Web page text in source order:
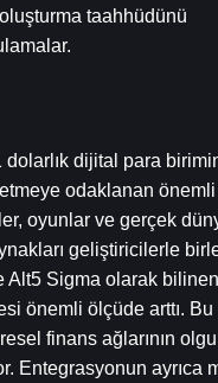
taahhüdünü
dolarlık dijital para
odaklanan
oyunlar ve gerçek
geliştiricilerle
Sigma olarak
önemli ölçüde arttı.
finans ağlarının
Entegrasyonun ayrıca